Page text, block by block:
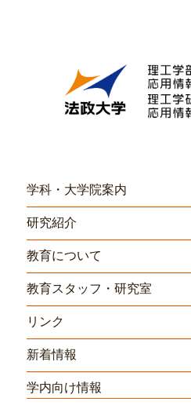
学科・大学院案内
研究紹介
教育について
教育スタッフ・研究室
リンク
新着情報
学内向け情報